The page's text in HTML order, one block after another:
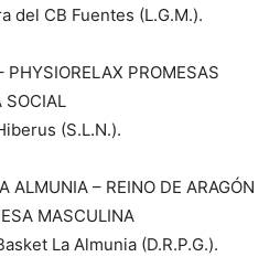
del CB Fuentes (L.G.M.).
PHYSIORELAX PROMESAS
SOCIAL
(S.L.N.).
ALMUNIA – REINO DE ARAGÓN
MASCULINA
La Almunia (D.R.P.G.).